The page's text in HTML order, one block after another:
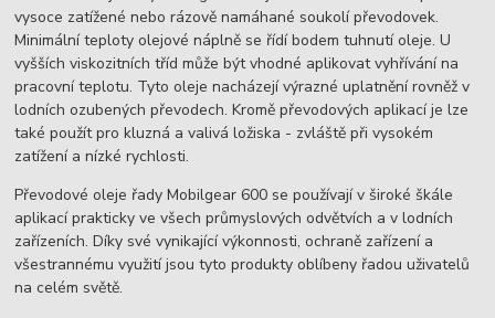
vysoce zatížené nebo rázově namáhané soukolí převodovek.
Minimální teploty olejové náplně se řídí bodem tuhnutí oleje. U
vyšších viskozitních tříd může být vhodné aplikovat vyhřívání na
pracovní teplotu. Tyto oleje nacházejí výrazné uplatnění rovněž v
lodních ozubených převodech. Kromě převodových aplikací je lze
také použít pro kluzná a valivá ložiska - zvláště při vysokém
zatížení a nízké rychlosti.
Převodové oleje řady Mobilgear 600 se používají v široké škále
aplikací prakticky ve všech průmyslových odvětvích a v lodních
zařízeních. Díky své vynikající výkonnosti, ochraně zařízení a
všestrannému využití jsou tyto produkty oblíbeny řadou uživatelů
na celém světě.